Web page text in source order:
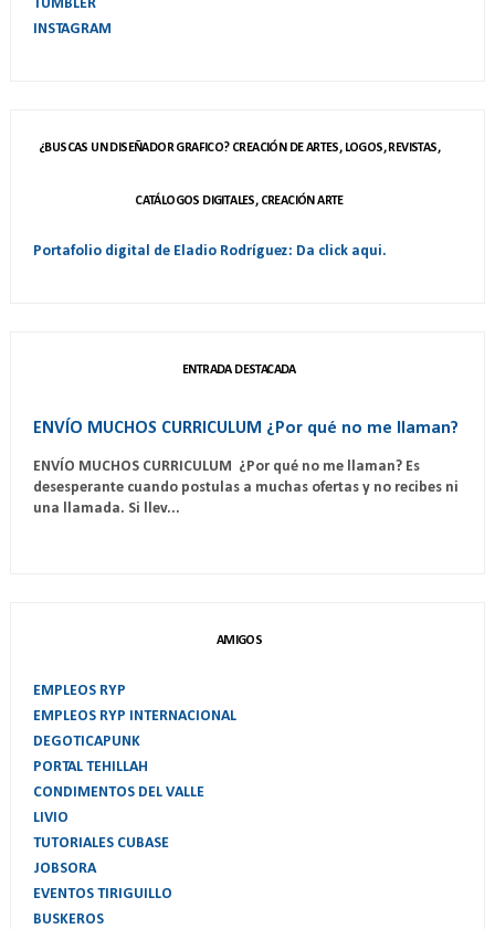
TUMBLER
INSTAGRAM
¿BUSCAS UN DISEÑADOR GRAFICO? CREACIÓN DE ARTES, LOGOS, REVISTAS,
CATÁLOGOS DIGITALES, CREACIÓN ARTE
Portafolio digital de Eladio Rodríguez: Da click aqui.
ENTRADA DESTACADA
ENVÍO MUCHOS CURRICULUM ¿Por qué no me llaman?
ENVÍO MUCHOS CURRICULUM ¿Por qué no me llaman? Es
desesperante cuando postulas a muchas ofertas y no recibes ni
una llamada. Si llev...
AMIGOS
EMPLEOS RYP
EMPLEOS RYP INTERNACIONAL
DEGOTICAPUNK
PORTAL TEHILLAH
CONDIMENTOS DEL VALLE
LIVIO
TUTORIALES CUBASE
JOBSORA
EVENTOS TIRIGUILLO
BUSKEROS